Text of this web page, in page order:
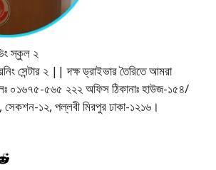
স্কুল ২
সেন্টার ২ || দক্ষ ড্রাইভার তৈরিতে আমরা
০১৬৭৫-৫৬৫ ২২২ অফিস ঠিকানাঃ হাউজ-১৫৪/
১২, পল্লবী মিরপুর ঢাকা-১২১৬।